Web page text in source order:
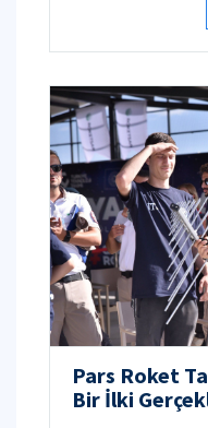
Pars Roket
Bir İlki